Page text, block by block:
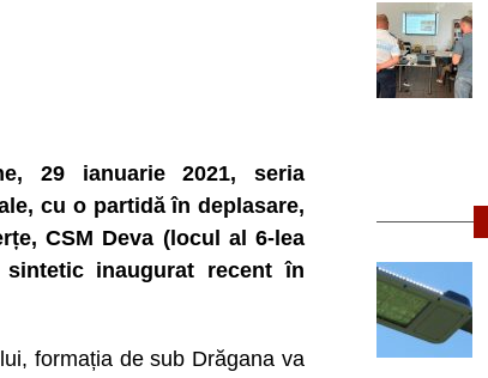
29 ianuarie 2021, seria
cu o partidă în deplasare,
CSM Deva (locul al 6-lea
inaugurat recent în
formația de sub Drăgana va